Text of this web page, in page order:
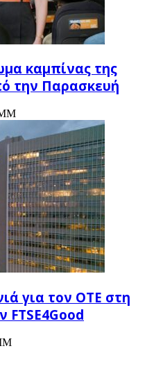
καμπίνας της
την Παρασκευή
ΜΜ
για τον ΟΤΕ στη
FTSE4Good